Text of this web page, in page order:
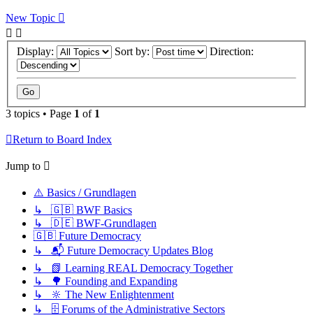
New Topic
Display: Sort by: Direction:
3 topics • Page 1 of 1
Return to Board Index
Jump to
⚠️ Basics / Grundlagen
↳ 🇬🇧 BWF Basics
↳ 🇩🇪 BWF-Grundlagen
🇬🇧 Future Democracy
↳ 📬 Future Democracy Updates Blog
↳ 📗 Learning REAL Democracy Together
↳ 🌳 Founding and Expanding
↳ 🔆 The New Enlightenment
↳ 🗄️ Forums of the Administrative Sectors